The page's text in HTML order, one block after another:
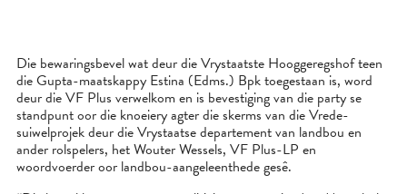
Die bewaringsbevel wat deur die Vrystaatste Hooggeregshof teen
die Gupta-maatskappy Estina (Edms.) Bpk toegestaan is, word
deur die VF Plus verwelkom en is bevestiging van die party se
standpunt oor die knoeiery agter die skerms van die Vrede-
suiwelprojek deur die Vrystaatse departement van landbou en
ander rolspelers, het Wouter Wessels, VF Plus-LP en
woordvoerder oor landbou-aangeleenthede gesê.